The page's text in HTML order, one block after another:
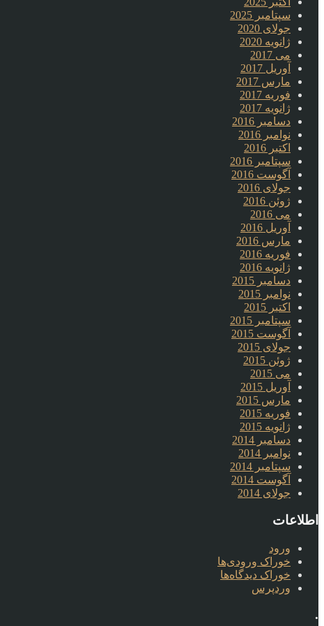
سپتامبر 2025
جولای 2020
ژانویه 2020
می 2017
آوریل 2017
مارس 2017
فوریه 2017
ژانویه 2017
دسامبر 2016
نوامبر 2016
اکتبر 2016
سپتامبر 2016
آگوست 2016
جولای 2016
ژوئن 2016
می 2016
آوریل 2016
مارس 2016
فوریه 2016
ژانویه 2016
دسامبر 2015
نوامبر 2015
اکتبر 2015
سپتامبر 2015
آگوست 2015
جولای 2015
ژوئن 2015
می 2015
آوریل 2015
مارس 2015
فوریه 2015
ژانویه 2015
دسامبر 2014
نوامبر 2014
سپتامبر 2014
آگوست 2014
جولای 2014
اطلاعات
ورود
خوراک ورودی‌ها
خوراک دیدگاه‌ها
وردپرس
.